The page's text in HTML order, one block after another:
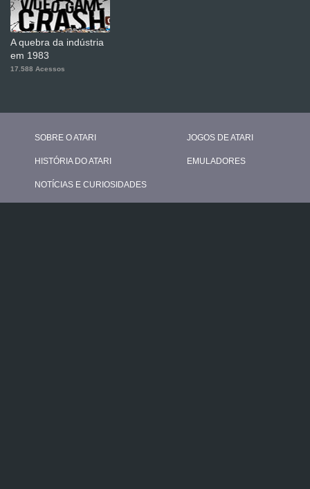
A quebra da indústria
em 1983
17.588 Acessos
SOBRE O ATARI
HISTÓRIA DO ATARI
NOTÍCIAS E CURIOSIDADES
JOGOS DE ATARI
EMULADORES